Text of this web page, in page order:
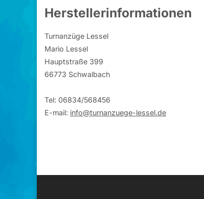
Herstellerinformationen
Turnanzüge Lessel
Mario Lessel
Hauptstraße 399
66773 Schwalbach
Tel: 06834/568456
E-mail: info@turnanzuege-lessel.de